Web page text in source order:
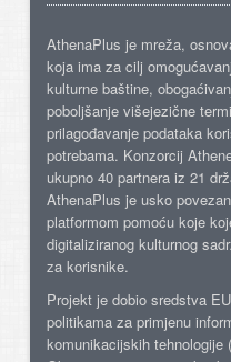
AthenaPlus je mreža,
koja ima za cilj
kulturne baštine,
poboljšanje višejezične
prilagođavanje podataka
potrebama. Konzorcij
ukupno 40 partnera iz 21
AthenaPlus je usko
platformom pomoću koje
digitaliziranog kulturnog
za korisnike.
Projekt je dobio sredstva
politikama za primjenu
komunikacijskih tehnologije